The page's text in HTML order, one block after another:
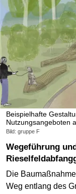
Beispielhafte
Nutzungsangeboten
Bild: gruppe F
Wegeführung und Angebote entlang des Nördlichen
Die
Weg entlang des